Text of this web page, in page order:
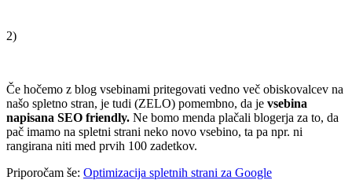
2)
Če hočemo z blog vsebinami pritegovati vedno več obiskovalcev na
našo spletno stran, je tudi (ZELO) pomembno, da je vsebina
napisana SEO friendly. Ne bomo menda plačali blogerja za to, da
pač imamo na spletni strani neko novo vsebino, ta pa npr. ni
rangirana niti med prvih 100 zadetkov.
Priporočam še: Optimizacija spletnih strani za Google